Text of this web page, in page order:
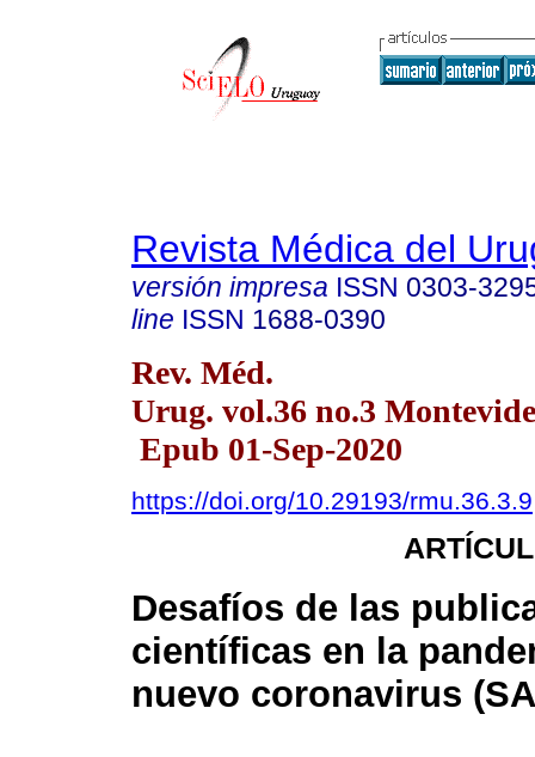
Revista Médica del
versión impresa ISSN 0303-
line ISSN 1688-0390
Rev. Méd.
Urug. vol.36 no.3
Epub 01-Sep-2020
https://doi.org/10.29193/rmu.36.3.9
Desafíos de las
científicas en la
nuevo coronavirus